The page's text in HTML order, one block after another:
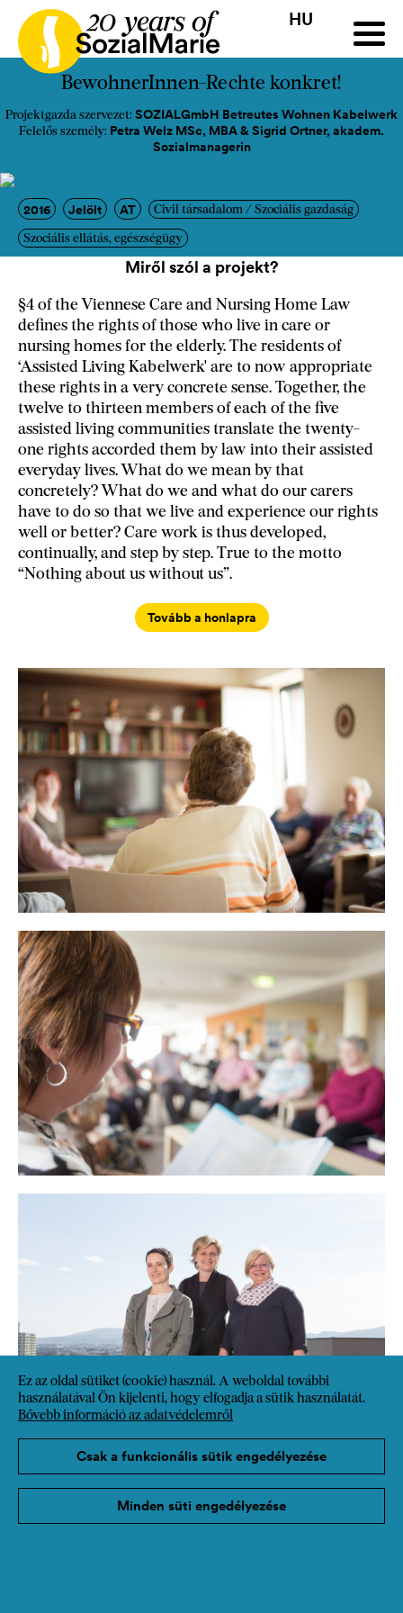
Ez az oldal sütiket (cookie) használ. A weboldal további
használatával Ön kijelenti, hogy elfogadja a sütik használatát.
Bővebb információ az adatvédelemről
Csak a funkcionális sütik engedélyezése
Minden süti engedélyezése
HU
HU SK SL
PályázatProjektekInsights Podcast
BewohnerInnen-Rechte konkret!
Projektgazda szervezet: SOZIALGmbH Betreutes Wohnen Kabelwerk
Felelős személy: Petra Welz MSc, MBA & Sigrid Ortner, akadem.
Sozialmanagerin
2016 Jelölt AT Civil társadalom / Szociális gazdaság
Szociális ellátás, egészségügy
Miről szól a projekt?
§4 of the Viennese Care and Nursing Home Law
defines the rights of those who live in care or
nursing homes for the elderly. The residents of
‘Assisted Living Kabelwerk' are to now appropriate
these rights in a very concrete sense. Together, the
twelve to thirteen members of each of the five
assisted living communities translate the twenty-
one rights accorded them by law into their assisted
everyday lives. What do we mean by that
concretely? What do we and what do our carers
have to do so that we live and experience our rights
well or better? Care work is thus developed,
continually, and step by step. True to the motto
“Nothing about us without us”.
Tovább a honlapra